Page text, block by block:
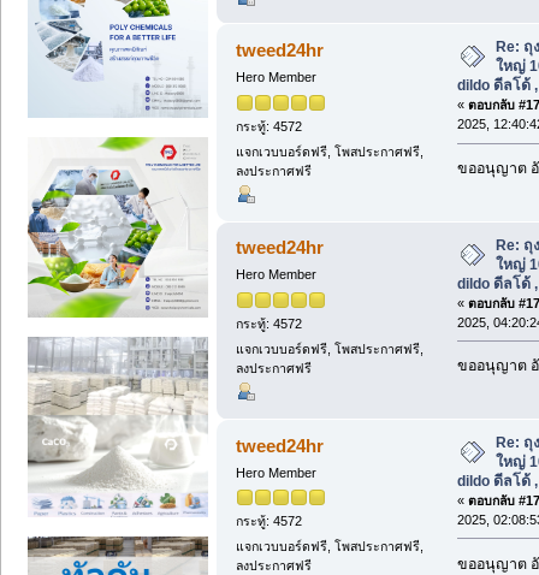
tweed24hr
Hero Member
กระทู้: 4572
แจกเวบบอร์ดฟรี, โพสประกาศฟรี,
ลงประกาศฟรี
Re: ถุ
ใหญ่
dildo ดีลโด้
« ตอบกลับ
2025,
ขออนุญาต
tweed24hr
Hero Member
กระทู้: 4572
แจกเวบบอร์ดฟรี, โพสประกาศฟรี,
ลงประกาศฟรี
Re: ถุ
ใหญ่
dildo ดีลโด้
« ตอบกลับ
2025,
ขออนุญาต
tweed24hr
Hero Member
กระทู้: 4572
แจกเวบบอร์ดฟรี, โพสประกาศฟรี,
ลงประกาศฟรี
Re: ถุ
ใหญ่
dildo ดีลโด้
« ตอบกลับ
2025,
ขออนุญาต